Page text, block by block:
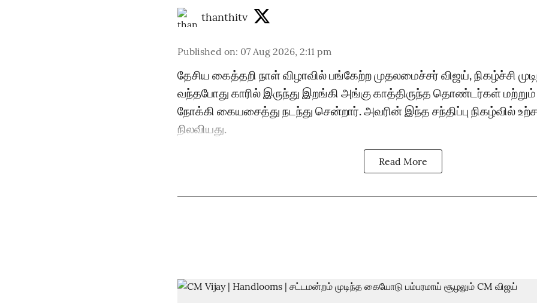
thanthitv
Published on: 07 Aug 2026, 2:11 pm
தேசிய கைத்தறி நாள் விழாவில் பங்கேற்ற முதலமைச்சர் விஜய், நிகழ்ச்சி
வந்தபோது காரில் இருந்து இறங்கி அங்கு காத்திருந்த தொண்டர்கள்
நோக்கி கையசைத்து நடந்து சென்றார். அவரின் இந்த சந்திப்பு நிகழ்வில்
நிலவியது.
Read More